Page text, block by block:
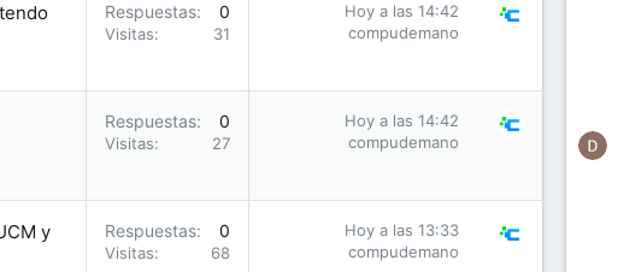
Respuestas 0
Visitas 31
Hoy a las 14:42
compudemano
Respuestas 0
Visitas 27
Hoy a las 14:42
compudemano
y
Respuestas 0
Visitas 68
Hoy a las 13:33
compudemano